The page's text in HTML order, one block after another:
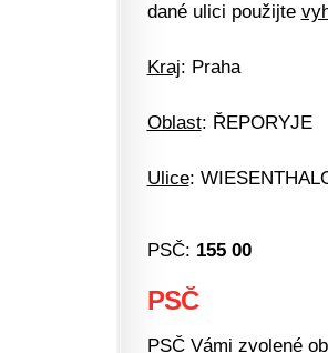
dané ulici použijte
Kraj: Praha
Oblast: ŘEPORYJE
Ulice:
PSČ: 155 00
PSČ
PSČ Vámi zvolené